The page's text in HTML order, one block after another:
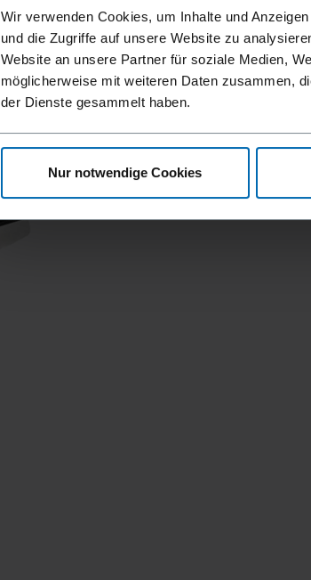
Wir verwenden Cookies, um Inhalte und
und die Zugriffe auf unsere Website zu
Website an unsere Partner für soziale Medien,
möglicherweise mit weiteren Daten zusammen,
der Dienste gesammelt haben.
Nur notwendige Cookies